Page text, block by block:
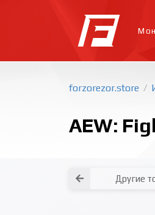
forzorezor.store /
AEW:
Другие